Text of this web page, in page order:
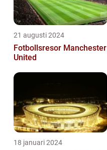
21 augusti 2024
Fotbollsresor Manchester
United
18 januari 2024